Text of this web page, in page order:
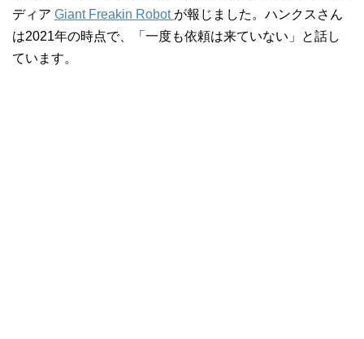
ディア Giant Freakin Robot が報じました。ハンクスさん
は2021年の時点で、「一度も依頼は来ていない」と話し
ています。